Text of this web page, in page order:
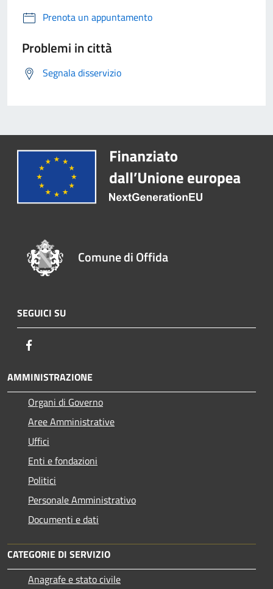
Prenota un appuntamento
Problemi in città
Segnala disservizio
Comune di Offida
SEGUICI SU
AMMINISTRAZIONE
Organi di Governo
Aree Amministrative
Uffici
Enti e fondazioni
Politici
Personale Amministrativo
Documenti e dati
CATEGORIE DI SERVIZIO
Anagrafe e stato civile